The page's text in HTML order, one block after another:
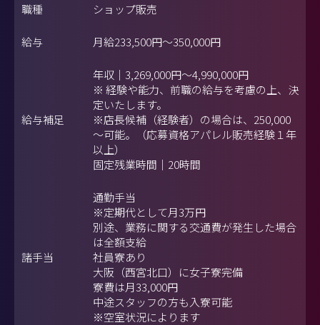
職種 ショップ販売
給与 月給233,500円～350,000円
給与補足
年収｜3,269,000円～4,990,000円
※ 経験や能力、前職の給与を考慮の上、決
定いたします。
※店長候補（経験者）の場合は、250,000
～可能。（応募資格アパレル販売経験１年
以上）
固定残業時間｜20時間
諸手当
通勤手当
※定期代として月3万円
別途、業務に関する交通費が発生した場合
は全額支給
社員寮あり
大阪（西宮北口）に女子寮完備
寮費は月33,000円
中途スタッフの方も入寮可能
※空室状況によります